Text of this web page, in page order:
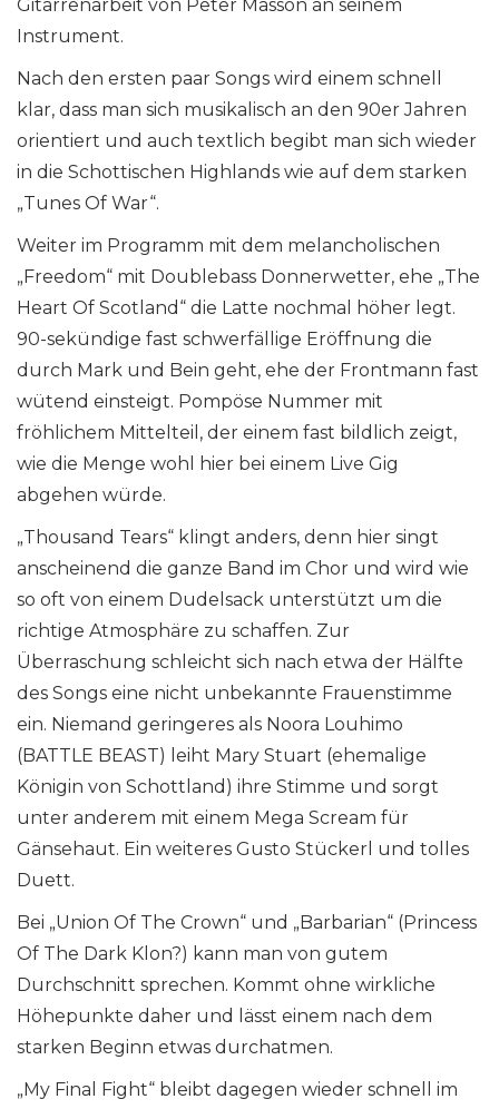
Gitarrenarbeit von Peter Masson an seinem
Instrument.
Nach den ersten paar Songs wird einem schnell
klar, dass man sich musikalisch an den 90er Jahren
orientiert und auch textlich begibt man sich wieder
in die Schottischen Highlands wie auf dem starken
„Tunes Of War“.
Weiter im Programm mit dem melancholischen
„Freedom“ mit Doublebass Donnerwetter, ehe „The
Heart Of Scotland“ die Latte nochmal höher legt.
90-sekündige fast schwerfällige Eröffnung die
durch Mark und Bein geht, ehe der Frontmann fast
wütend einsteigt. Pompöse Nummer mit
fröhlichem Mittelteil, der einem fast bildlich zeigt,
wie die Menge wohl hier bei einem Live Gig
abgehen würde.
„Thousand Tears“ klingt anders, denn hier singt
anscheinend die ganze Band im Chor und wird wie
so oft von einem Dudelsack unterstützt um die
richtige Atmosphäre zu schaffen. Zur
Überraschung schleicht sich nach etwa der Hälfte
des Songs eine nicht unbekannte Frauenstimme
ein. Niemand geringeres als Noora Louhimo
(BATTLE BEAST) leiht Mary Stuart (ehemalige
Königin von Schottland) ihre Stimme und sorgt
unter anderem mit einem Mega Scream für
Gänsehaut. Ein weiteres Gusto Stückerl und tolles
Duett.
Bei „Union Of The Crown“ und „Barbarian“ (Princess
Of The Dark Klon?) kann man von gutem
Durchschnitt sprechen. Kommt ohne wirkliche
Höhepunkte daher und lässt einem nach dem
starken Beginn etwas durchatmen.
„My Final Fight“ bleibt dagegen wieder schnell im